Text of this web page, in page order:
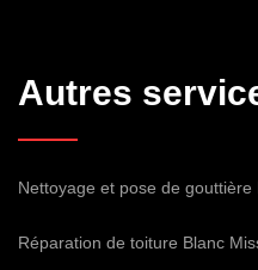
Autres
Nettoyage et pose de gouttière
Réparation de toiture Blanc